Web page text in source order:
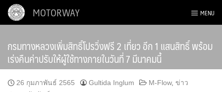
Skip
MOTORWAY MENU
กรมทางหลวงเพิ่มสิทธิ์โปรวิ่งฟรี 2 เที่ยว อีก 1 แสนสิทธิ์ พร้อม
เร่งคืนค่าปรับให้ผู้ใช้ทางภายในวันที่ 7 มีนาคมนี้
26 กุมภาพันธ์ 2565 Gultida Inglum M-Flow, ข่าว